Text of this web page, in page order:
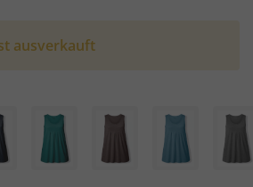
ausverkauft